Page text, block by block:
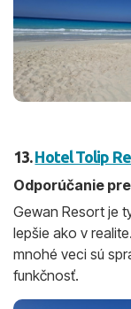
13.Hotel Tolip
Odporúčanie
Gewan Resort je
lepšie ako v
mnohé veci sú
funkčnosť.